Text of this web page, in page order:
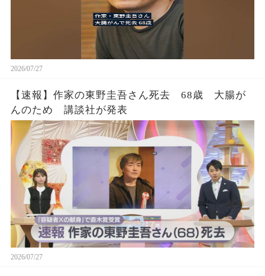
2026/07/27
【速報】作家の東野圭吾さん死去 68歳 大腸が
んのため 講談社が発表
2026/07/27